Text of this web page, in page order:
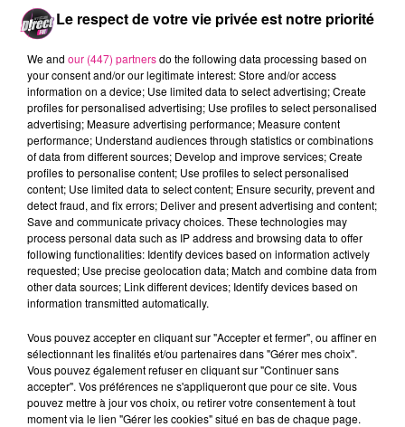
Crédit : D!rect FM
Crédit :D!rect FM
FIL ACTUS
9h19
Le respect de votre vie privée est notre priorité
We and our (447) partnersdo the following data processing based on
your consent and/or our legitimate interest: Store and/or access
information on a device; Use limited data to select advertising; Create
profiles for personalised advertising; Use profiles to select personalised
advertising; Measure advertising performance; Measure content
performance; Understand audiences through statistics or combinations
of data from different sources; Develop and improve services; Create
profiles to personalise content; Use profiles to select personalised
content; Use limited data to select content; Ensure security, prevent and
detect fraud, and fix errors; Deliver and present advertising and content;
Save and communicate privacy choices. These technologies may
process personal data such as IP address and browsing data to offer
following functionalities: Identify devices based on information actively
requested; Use precise geolocation data; Match and combine data from
other data sources; Link different devices; Identify devices based on
information transmitted automatically.
Vous pouvez accepter en cliquant sur "Accepter et fermer", ou affiner en
sélectionnant les finalités et/ou partenaires dans "Gérer mes choix".
Vous pouvez également refuser en cliquant sur "Continuer sans
accepter". Vos préférences ne s'appliqueront que pour ce site. Vous
pouvez mettre à jour vos choix, ou retirer votre consentement à tout
moment via le lien "Gérer les cookies" situé en bas de chaque page.